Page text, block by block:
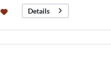
Details